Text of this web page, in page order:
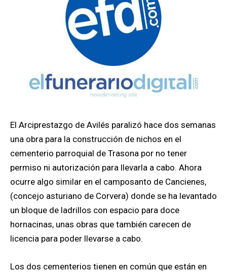
El Arciprestazgo de Avilés paralizó hace dos semanas
una obra para la construcción de nichos en el
cementerio parroquial de Trasona por no tener
permiso ni autorización para llevarla a cabo. Ahora
ocurre algo similar en el camposanto de Cancienes,
(concejo asturiano de Corvera) donde se ha levantado
un bloque de ladrillos con espacio para doce
hornacinas, unas obras que también carecen de
licencia para poder llevarse a cabo.
Los dos cementerios tienen en común que están en